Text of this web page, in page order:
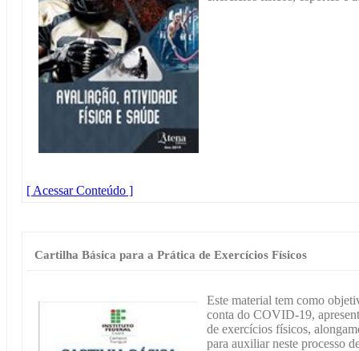
[ Acessar Conteúdo ]
Cartilha Básica para a Prática de Exercícios Físicos
Este material tem como
conta do COVID-19,
de exercícios físicos,
para auxiliar neste processo